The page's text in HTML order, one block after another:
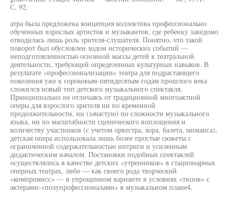
С. 92.
атра была предложена концепция коллектива профессионально
обученных взрослых артистов и музыкантов, где ребенку заведомо
отводилась лишь роль зрителя-слушателя. Понятно, что такой
поворот был обусловлен ходом исторических событий —
неподготовленностью основной массы детей к театральной
деятельности, требующей определенных культурных навыков. В
результате «профессионализации» театра для подрастающего
поколения уже к сороковым-пятидесятым годам прошлого века
сложился новый тип детского музыкального спектакля.
Принципиально не отличаясь от традиционной многоактной
оперы для взрослого зрителя ни по временной
продолжительности, ни (зачастую) по сложности музыкального
языка, ни по масштабности сценического воплощения и
количеству участников (с учетом оркестра, хора, балета, миманса),
детская опера использовала лишь более простые сюжеты с
ограниченной содержательностью интриги и усиленным
дидактическим началом. Постановки подобных спектаклей
осуществлялись в качестве детских «утренников» в стационарных
оперных театрах, либо — как своего рода творческий
«компромисс» — в упрощенном варианте в условиях «тюзов» с
актерами-«полупрофессионалами» в музыкальном плане4.